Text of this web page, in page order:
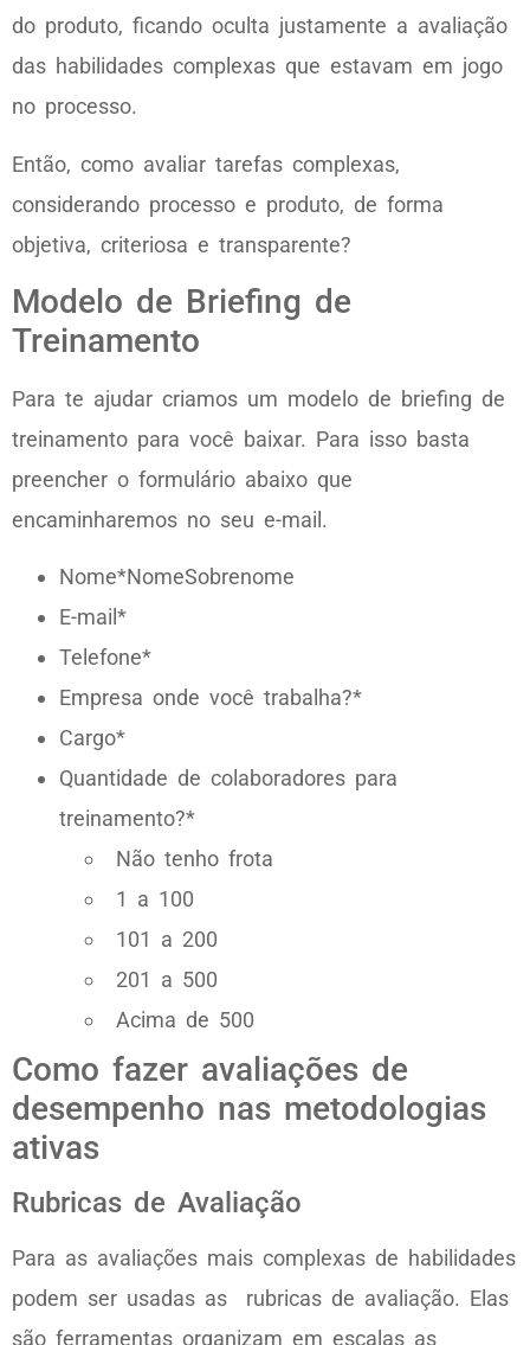
do produto, ficando oculta justamente a avaliação
das habilidades complexas que estavam em jogo
no processo.
Então, como avaliar tarefas complexas,
considerando processo e produto, de forma
objetiva, criteriosa e transparente?
Modelo de Briefing de
Treinamento
Para te ajudar criamos um modelo de briefing de
treinamento para você baixar. Para isso basta
preencher o formulário abaixo que
encaminharemos no seu e-mail.
Nome*NomeSobrenome
E-mail*
Telefone*
Empresa onde você trabalha?*
Cargo*
Quantidade de colaboradores para
treinamento?*
Não tenho frota
1 a 100
101 a 200
201 a 500
Acima de 500
Como fazer avaliações de
desempenho nas metodologias
ativas
Rubricas de Avaliação
Para as avaliações mais complexas de habilidades
podem ser usadas as rubricas de avaliação. Elas
são ferramentas organizam em escalas as